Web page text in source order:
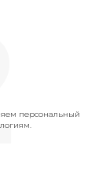
персональный